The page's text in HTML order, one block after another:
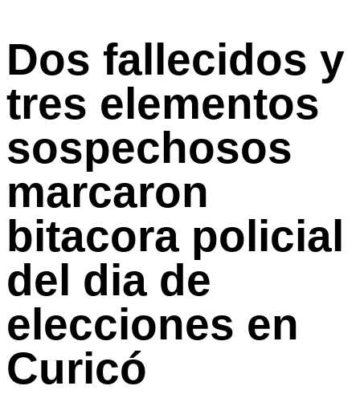
Dos fallecidos y
tres elementos
sospechosos
marcaron
bitacora policial
del dia de
elecciones en
Curicó